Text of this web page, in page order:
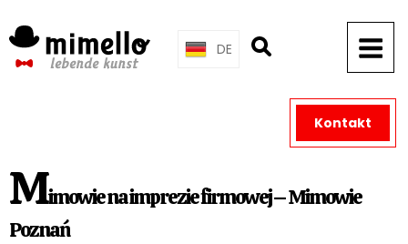
to
content
DE
Mimowie na imprezie firmowej – Mimowie
Poznań
Kontakt